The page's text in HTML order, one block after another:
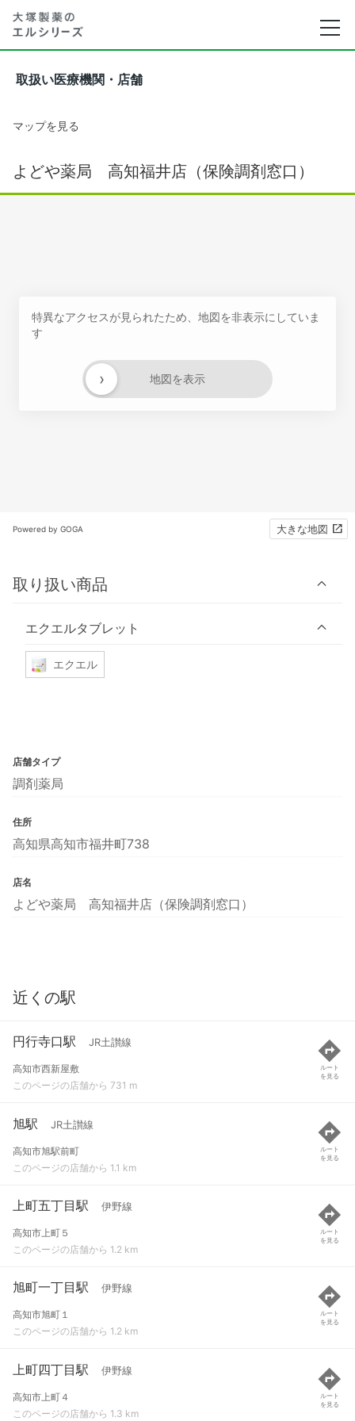
取扱い医療機関・店舗
マップを見る
よどや薬局 高知福井店（保険調剤窓口）
特異なアクセスが見られたため、地図を非表示にしていま
す
地図を表示
›
Powered by GOGA 大きな地図
取り扱い商品
エクエルタブレット
エクエル
店舗タイプ
調剤薬局
住所
高知県高知市福井町738
店名
よどや薬局 高知福井店（保険調剤窓口）
近くの駅
円行寺口駅 JR土讃線
高知市西新屋敷
このページの店舗から 731 m
ルート
を見る
旭駅 JR土讃線
高知市旭駅前町
このページの店舗から 1.1 km
ルート
を見る
上町五丁目駅 伊野線
高知市上町５
このページの店舗から 1.2 km
ルート
を見る
旭町一丁目駅 伊野線
高知市旭町１
このページの店舗から 1.2 km
ルート
を見る
上町四丁目駅 伊野線
高知市上町４
このページの店舗から 1.3 km
ルート
を見る